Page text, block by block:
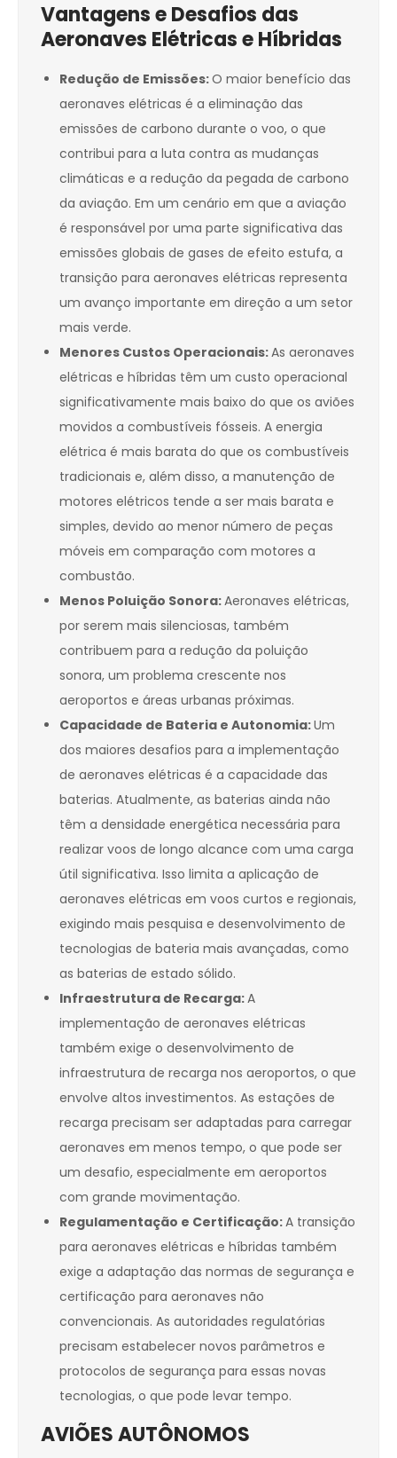
Vantagens e Desafios das
Aeronaves Elétricas e Híbridas
Redução de Emissões:O maior benefício das
aeronaves elétricas é a eliminação das
emissões de carbono durante o voo, o que
contribui para a luta contra as mudanças
climáticas e a redução da pegada de carbono
da aviação. Em um cenário em que a aviação
é responsável por uma parte significativa das
emissões globais de gases de efeito estufa, a
transição para aeronaves elétricas representa
um avanço importante em direção a um setor
mais verde.
Menores Custos Operacionais:As aeronaves
elétricas e híbridas têm um custo operacional
significativamente mais baixo do que os aviões
movidos a combustíveis fósseis. A energia
elétrica é mais barata do que os combustíveis
tradicionais e, além disso, a manutenção de
motores elétricos tende a ser mais barata e
simples, devido ao menor número de peças
móveis em comparação com motores a
combustão.
Menos Poluição Sonora:Aeronaves elétricas,
por serem mais silenciosas, também
contribuem para a redução da poluição
sonora, um problema crescente nos
aeroportos e áreas urbanas próximas.
Capacidade de Bateria e Autonomia:Um
dos maiores desafios para a implementação
de aeronaves elétricas é a capacidade das
baterias. Atualmente, as baterias ainda não
têm a densidade energética necessária para
realizar voos de longo alcance com uma carga
útil significativa. Isso limita a aplicação de
aeronaves elétricas em voos curtos e regionais,
exigindo mais pesquisa e desenvolvimento de
tecnologias de bateria mais avançadas, como
as baterias de estado sólido.
Infraestrutura de Recarga:A
implementação de aeronaves elétricas
também exige o desenvolvimento de
infraestrutura de recarga nos aeroportos, o que
envolve altos investimentos. As estações de
recarga precisam ser adaptadas para carregar
aeronaves em menos tempo, o que pode ser
um desafio, especialmente em aeroportos
com grande movimentação.
Regulamentação e Certificação:A transição
para aeronaves elétricas e híbridas também
exige a adaptação das normas de segurança e
certificação para aeronaves não
convencionais. As autoridades regulatórias
precisam estabelecer novos parâmetros e
protocolos de segurança para essas novas
tecnologias, o que pode levar tempo.
AVIÕES AUTÔNOMOS